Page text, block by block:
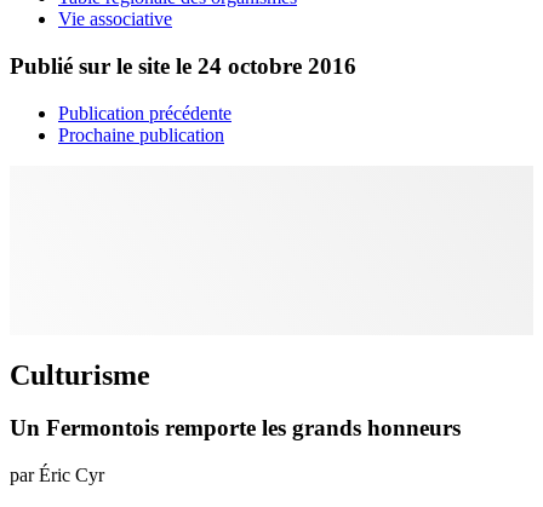
Vie associative
Publié sur le site le 24 octobre 2016
Publication précédente
Prochaine publication
Culturisme
Un Fermontois remporte les grands honneurs
par Éric Cyr